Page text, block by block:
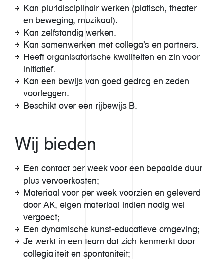
Kan pluridisciplinair werken (platisch, theater
en beweging, muzikaal).
Kan zelfstandig werken.
Kan samenwerken met collega’s en partners.
Heeft organisatorische kwaliteiten en zin voor
initiatief.
Kan een bewijs van goed gedrag en zeden
voorleggen.
Beschikt over een rijbewijs B.
Wij bieden
Een contact per week voor een bepaalde duur
plus vervoerkosten;
Materiaal voor per week voorzien en geleverd
door AK, eigen materiaal indien nodig wel
vergoedt;
Een dynamische kunst-educatieve omgeving;
Je werkt in een team dat zich kenmerkt door
collegialiteit en spontaniteit;